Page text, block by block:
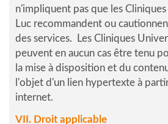
n'impliquent pas que les
Luc recommandent ou
des services. Les Cliniques
peuvent en aucun cas être tenu
la mise à disposition et du
l'objet d'un lien hypertexte à
internet.
VII. Droit applicable